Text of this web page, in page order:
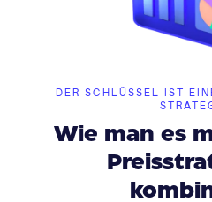
DER SCHLÜSSEL IST
Wie man es